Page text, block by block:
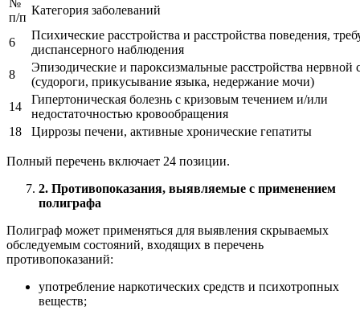
№
п/п
Категория заболеваний
6
Психические расстройства и расстройства поведения,
диспансерного наблюдения
8
Эпизодические и пароксизмальные расстройства нервной
(судороги, прикусывание языка, недержание мочи)
14
Гипертоническая болезнь с кризовым течением и/или
недостаточностью кровообращения
18
Циррозы печени, активные хронические гепатиты
Полный перечень включает 24 позиции.
2. Противопоказания, выявляемые с применением
полиграфа
Полиграф может применяться для выявления скрываемых
обследуемым состояний, входящих в перечень
противопоказаний:
употребление наркотических средств и психотропных
веществ;